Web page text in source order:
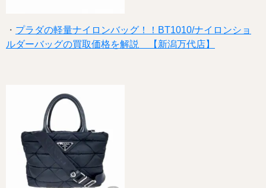
・ プラダの軽量ナイロンバッグ！！BT1010/ナイロンショ
ルダーバッグの買取価格を解説 【新潟万代店】